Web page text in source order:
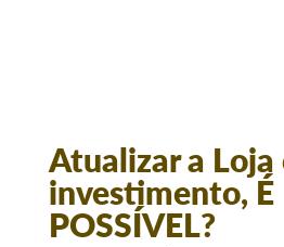
Atualizar a
investimento, É
POSSÍVEL?